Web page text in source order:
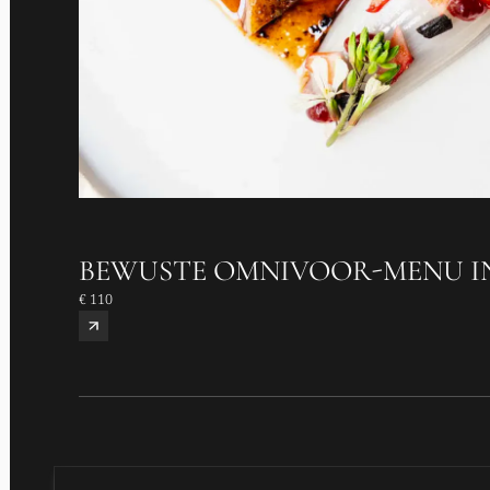
BEWUSTE OMNIVOOR-MENU
€ 110